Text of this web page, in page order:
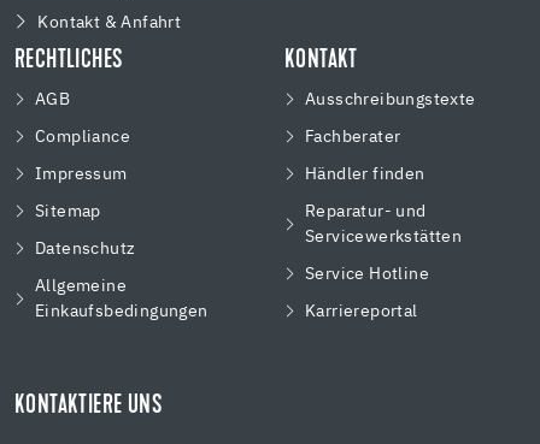
Kontakt & Anfahrt
RECHTLICHES
AGB
Compliance
Impressum
Sitemap
Datenschutz
Allgemeine
Einkaufsbedingungen
KONTAKT
Ausschreibungstexte
Fachberater
Händler finden
Reparatur- und
Servicewerkstätten
Service Hotline
Karriereportal
KONTAKTIERE UNS